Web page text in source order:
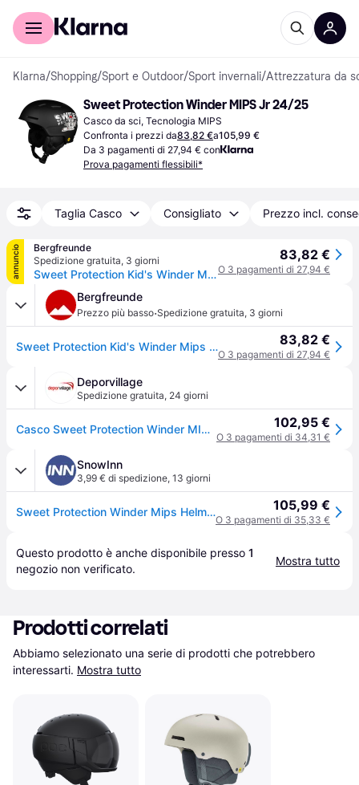
Per il tuo shopping
Klarna/Shopping/Sport e Outdoor/Sport invernali/Attrezzatura da
Sweet Protection Winder MIPS Jr 24/25
Casco da sci, Tecnologia MIPS
Confronta i prezzi da83,82 €a105,99 €
Da 3 pagamenti di 27,94 € con
Prova pagamenti flessibili*
Taglia Casco Consigliato Prezzo incl.
annuncio
Bergfreunde
Spedizione gratuita, 3 giorni
Sweet Protection Kid's Winder Mips Helmet Casco da sci Bambini (48-53 cm - XS/S, nero) - Nero
83,82 €
O 3 pagamenti di 27,94 €
Bergfreunde
Prezzo più basso·Spedizione gratuita, 3 giorni
Sweet Protection Kid's Winder Mips Helmet Casco da sci Bambini (48-53 cm - XS/S, nero) - Nero 83,82 €
O 3 pagamenti di 27,94 €
Deporvillage
Spedizione gratuita, 24 giorni
Casco Sweet Protection Winder MIPS nero puro bianco bambini - S-M - Black 102,95 €
O 3 pagamenti di 34,31 €
SnowInn
3,99 € di spedizione, 13 giorni
Sweet Protection Winder Mips Helmet Nero S-M 105,99 €
O 3 pagamenti di 35,33 €
Questo prodotto è anche disponibile presso 1
negozio non verificato.
Mostra tutto
Prodotti correlati
Abbiamo selezionato una serie di prodotti che potrebbero
interessarti. Mostra tutto